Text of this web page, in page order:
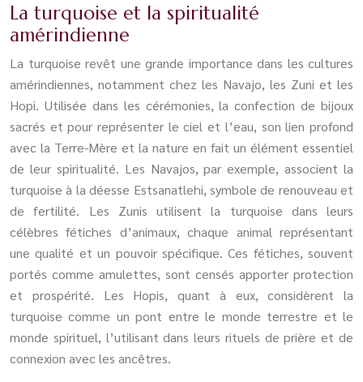
La turquoise et la spiritualité
amérindienne
La turquoise revêt une grande importance dans les cultures
amérindiennes, notamment chez les Navajo, les Zuni et les
Hopi. Utilisée dans les cérémonies, la confection de bijoux
sacrés et pour représenter le ciel et l’eau, son lien profond
avec la Terre-Mère et la nature en fait un élément essentiel
de leur spiritualité. Les Navajos, par exemple, associent la
turquoise à la déesse Estsanatlehi, symbole de renouveau et
de fertilité. Les Zunis utilisent la turquoise dans leurs
célèbres fétiches d’animaux, chaque animal représentant
une qualité et un pouvoir spécifique. Ces fétiches, souvent
portés comme amulettes, sont censés apporter protection
et prospérité. Les Hopis, quant à eux, considèrent la
turquoise comme un pont entre le monde terrestre et le
monde spirituel, l’utilisant dans leurs rituels de prière et de
connexion avec les ancêtres.